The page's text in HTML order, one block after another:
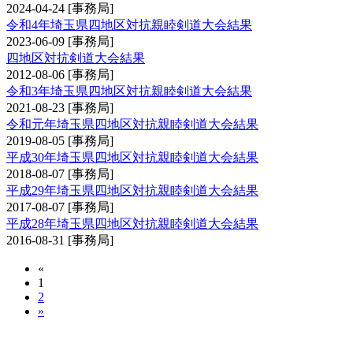
2024-04-24 [事務局]
令和4年埼玉県四地区対抗親睦剣道大会結果
2023-06-09 [事務局]
四地区対抗剣道大会結果
2012-08-06 [事務局]
令和3年埼玉県四地区対抗親睦剣道大会結果
2021-08-23 [事務局]
令和元年埼玉県四地区対抗親睦剣道大会結果
2019-08-05 [事務局]
平成30年埼玉県四地区対抗親睦剣道大会結果
2018-08-07 [事務局]
平成29年埼玉県四地区対抗親睦剣道大会結果
2017-08-07 [事務局]
平成28年埼玉県四地区対抗親睦剣道大会結果
2016-08-31 [事務局]
«
1
2
»